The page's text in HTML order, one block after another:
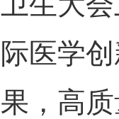
际医学
果，高